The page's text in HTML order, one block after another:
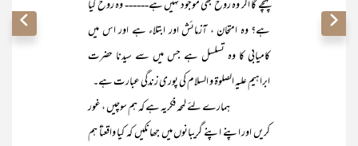
پہنچے گا اگر وہ روح بھی موجود نہیں ہے------ وہ روح کیا
ہے؟ وہ امتحان ، آزمائش اور ابتلاء ہے اور اس میں
کامیابی کا وہ تسلسل ہے جس میں سے سیدنا حضرت
ابراہیم علیہ الصلوۃ و السلام کی پوری زندگی عبارت ہے۔
ہمارے لئے لمحہ فکریہ ہے کہ ہم سوچیں ، غور
کریں اور اپنے اپنے گریبانوں میں جھانکیں کہ کیا واقعتاً ہم